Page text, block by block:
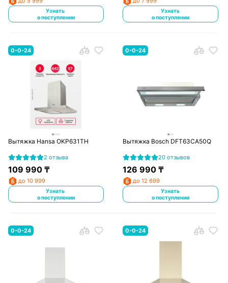
Узнать
о поступлении
Узнать
о поступлении
0-0-24
Вытяжка Hansa OKP631TH
2 отзыва
109 990₸
до 10 999
Узнать
о поступлении
0-0-24
Вытяжка Bosch DFT63CA50Q
20 отзывов
126 990 ₸
до 12 699
Узнать
о поступлении
0-0-24 0-0-24